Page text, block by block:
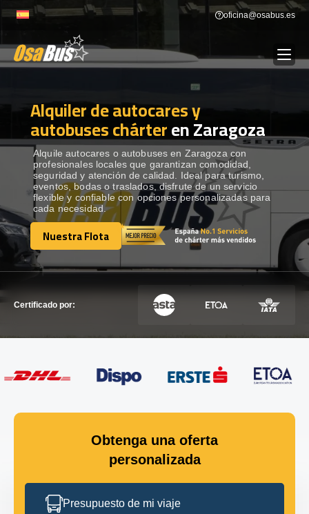
to
oficina@osabus.es
ALQUILER DE AUTOCARES
DESTINOS Show dropdown
RECORRIDAS Show dropdown
FLOTA
Alquiler de autocares y
autobuses chárteren Zaragoza
Alquile autocares o autobuses en Zaragoza con
profesionales locales que garantizan comodidad,
seguridad y atención de calidad. Ideal para turismo,
eventos, bodas o traslados, disfrute de un servicio
flexible y confiable con opciones personalizadas para
cada necesidad.
Nuestra Flota
Nuestra Flota
Certificado por:
Obtenga una oferta
personalizada
Presupuesto de mi viaje